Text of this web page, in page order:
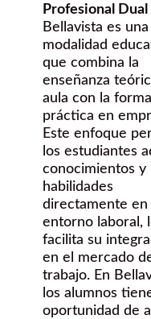
Profesional Dual
Bellavista es una
modalidad
que combina la
enseñanza
aula con la
práctica en
Este enfoque
los estudiantes
conocimientos y
habilidades
directamente en
entorno laboral,
facilita su
en el mercado
trabajo. En
los alumnos
oportunidad de